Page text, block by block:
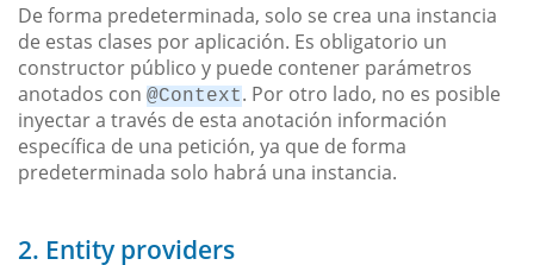
De forma predeterminada, solo se crea una instancia
de estas clases por aplicación. Es obligatorio un
constructor público y puede contener parámetros
anotados con @Context. Por otro lado, no es posible
inyectar a través de esta anotación información
específica de una petición, ya que de forma
predeterminada solo habrá una instancia.
2. Entity providers